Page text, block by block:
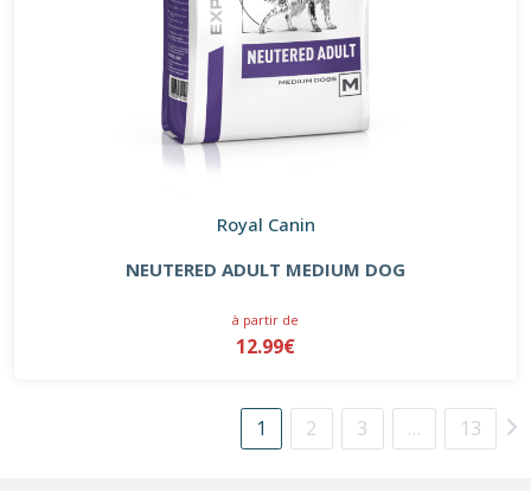
Royal Canin
NEUTERED ADULT MEDIUM DOG
à partir de
12.99€
1 2 3 … 13